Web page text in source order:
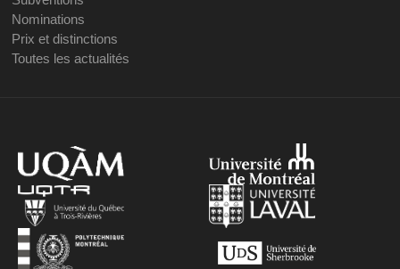
Nominations
Prix et distinctions
Toutes les actualités